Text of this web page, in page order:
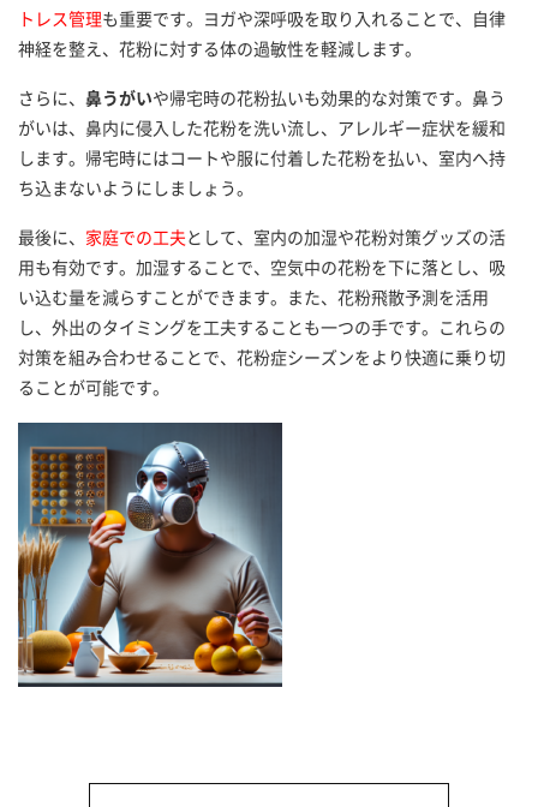
トレス管理も重要です。ヨガや深呼吸を取り入れることで、自律
神経を整え、花粉に対する体の過敏性を軽減します。
さらに、 鼻うがいや帰宅時の花粉払いも効果的な対策です。鼻う
がいは、鼻内に侵入した花粉を洗い流し、アレルギー症状を緩和
します。帰宅時にはコートや服に付着した花粉を払い、室内へ持
ち込まないようにしましょう。
最後に、 家庭での工夫 として、室内の加湿や花粉対策グッズの活
用も有効です。加湿することで、空気中の花粉を下に落とし、吸
い込む量を減らすことができます。また、花粉飛散予測を活用
し、外出のタイミングを工夫することも一つの手です。これらの
対策を組み合わせることで、花粉症シーズンをより快適に乗り切
ることが可能です。